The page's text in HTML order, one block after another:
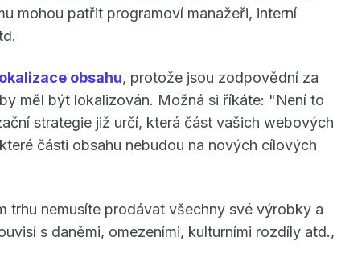
mohou patřit programoví manažeři, interní
obsahu, protože jsou zodpovědní za
měl být lokalizován. Možná si říkáte: "Není to
strategie již určí, která část vašich webových
části obsahu nebudou na nových cílových
trhu nemusíte prodávat všechny své výrobky a
s daněmi, omezeními, kulturními rozdíly atd.,